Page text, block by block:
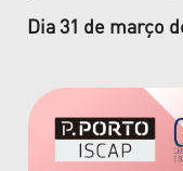
Dia 31 de março